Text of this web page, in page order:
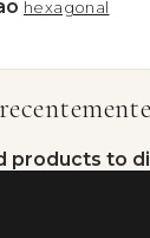
hexagonal
products to